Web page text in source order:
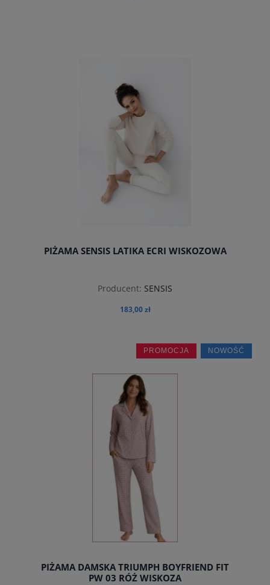
PIŻAMA SENSIS LATIKA ECRI WISKOZOWA
Producent: SENSIS
183,00 zł
do koszyka
PIŻAMA DAMSKA TRIUMPH BOYFRIEND FIT
PW 03 RÓŻ WISKOZA
PROMOCJA NOWOŚĆ